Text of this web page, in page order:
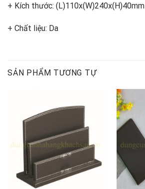
+ Kích thước: (L)110x(W)240x(H)40mm
+ Chất liệu: Da
SẢN PHẨM TƯƠNG TỰ